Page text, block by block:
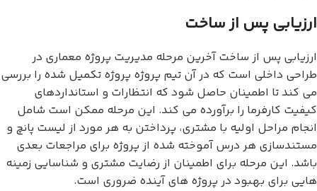
ارزیابی پس از ساخت
ارزیابی پس از ساخت آخرین مرحله مدیریت پروژه معماری در
طراحی داخلی است که در آن تیم پروژه پروژه تکمیل شده را بررسی
می کند تا اطمینان حاصل شود که انتظارات و استانداردهای
کیفیت کارفرما را برآورده می کند. این مرحله ممکن است شامل
انجام مراحل اولیه با مشتری، پرداختن به هر مورد از لیست پانچ و
مستندسازی هر درس آموخته شده از پروژه برای مراجعات بعدی
باشد. این مرحله برای اطمینان از رضایت مشتری و شناسایی زمینه
هایی برای بهبود در پروژه های آینده ضروری است.